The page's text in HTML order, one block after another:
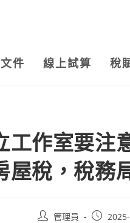
件 線上試算 稅
工作室要注
屋稅，稅務
Post管理員
Post